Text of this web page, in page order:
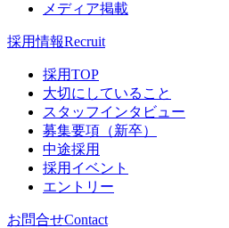
メディア掲載
採用情報Recruit
採用TOP
大切にしていること
スタッフインタビュー
募集要項（新卒）
中途採用
採用イベント
エントリー
お問合せContact